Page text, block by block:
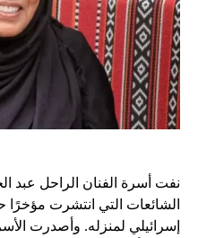
نفت أسرة الفنان الراحل
الشائعات التي انتشرت
إسرائيلي لمنزله. وأصدرت